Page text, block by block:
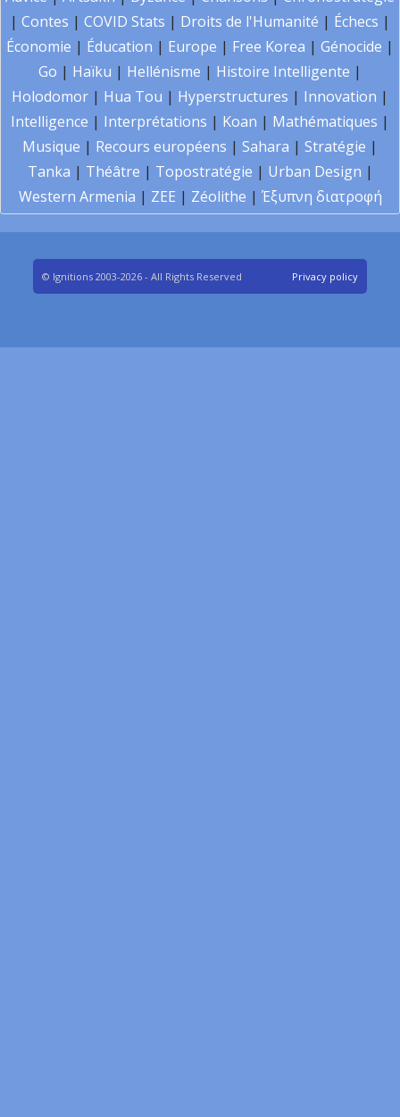
| Contes | COVID Stats | Droits de l'Humanité | Échecs |
Économie | Éducation | Europe | Free Korea | Génocide |
Go | Haïku | Hellénisme | Histoire Intelligente |
Holodomor | Hua Tou | Hyperstructures | Innovation |
Intelligence | Interprétations | Koan | Mathématiques |
Musique | Recours européens | Sahara | Stratégie |
Tanka | Théâtre | Topostratégie | Urban Design |
Western Armenia | ZEE | Zéolithe | Έξυπνη διατροφή
© Ignitions 2003-2026 - All Rights Reserved Privacy policy